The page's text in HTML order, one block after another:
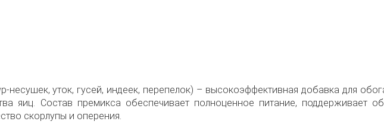
уток, гусей, индеек, перепелок) – высокоэффективная добавка для
яиц. Состав премикса обеспечивает полноценное питание, поддерживает
скорлупы и оперения.